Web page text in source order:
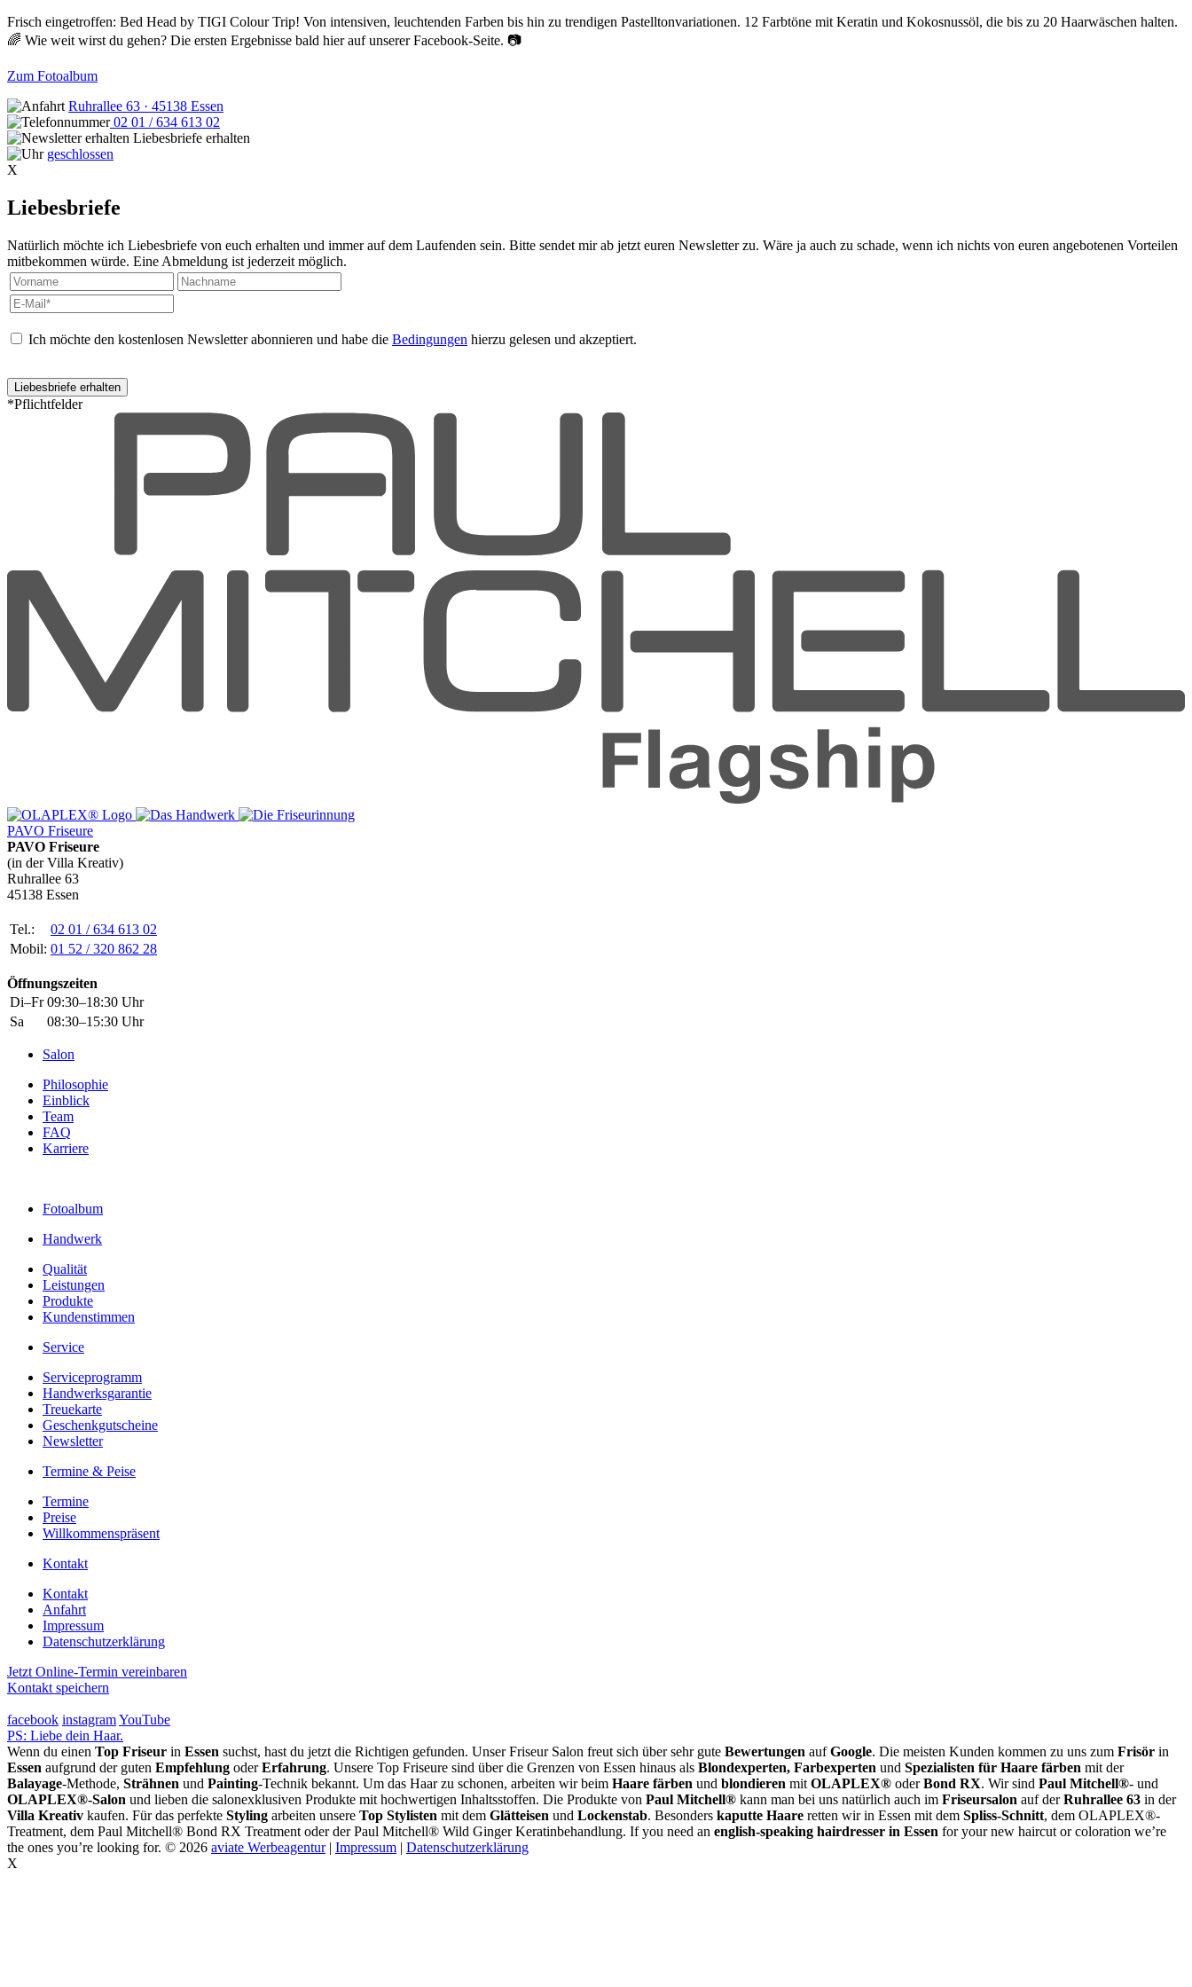
Frisch eingetroffen: Bed Head by TIGI Colour Trip! Von intensiven, leuchtenden Farben bis hin zu trendigen Pastelltonvariationen. 12 Farbtöne mit Keratin und Kokosnussöl, die bis zu 20 Haarwäschen halten.
🌈 Wie weit wirst du gehen? Die ersten Ergebnisse bald hier auf unserer Facebook-Seite. 📷
Zum Fotoalbum
Ruhrallee 63 · 45138 Essen
02 01 / 634 613 02
Liebesbriefe erhalten
geschlossen
X
Liebesbriefe
Natürlich möchte ich Liebesbriefe von euch erhalten und immer auf dem Laufenden sein. Bitte sendet mir ab jetzt euren Newsletter zu. Wäre ja auch zu schade, wenn ich nichts von euren angebotenen Vorteilen
mitbekommen würde. Eine Abmeldung ist jederzeit möglich.
Ich möchte den kostenlosen Newsletter abonnieren und habe die Bedingungen hierzu gelesen und akzeptiert.
*Pflichtfelder
PAVO Friseure
PAVO Friseure
(in der Villa Kreativ)
Ruhrallee 63
45138 Essen
Tel.:
02 01 / 634 613 02
Mobil: 01 52 / 320 862 28
Öffnungszeiten
Di–Fr 09:30–18:30 Uhr
Sa
08:30–15:30 Uhr
Salon
Philosophie
Einblick
Team
FAQ
Karriere
Fotoalbum
Handwerk
Qualität
Leistungen
Produkte
Kundenstimmen
Service
Serviceprogramm
Handwerksgarantie
Treuekarte
Geschenkgutscheine
Newsletter
Termine & Peise
Termine
Preise
Willkommenspräsent
Kontakt
Kontakt
Anfahrt
Impressum
Datenschutzerklärung
Jetzt Online-Termin vereinbaren
Kontakt speichern
facebook instagramYouTube
PS: Liebe dein Haar.
Wenn du einen Top Friseur in Essen suchst, hast du jetzt die Richtigen gefunden. Unser Friseur Salon freut sich über sehr gute Bewertungen aufGoogle. Die meisten Kunden kommen zu uns zum Frisör in
Essen aufgrund der guten Empfehlung oderErfahrung. Unsere Top Friseure sind über die Grenzen von Essen hinaus als Blondexperten, Farbexperten und Spezialisten für Haare färben mit der
Balayage-Methode, Strähnen und Painting-Technik bekannt. Um das Haar zu schonen, arbeiten wir beim Haare färben und blondieren mit OLAPLEX® oderBond RX. Wir sind Paul Mitchell®- und
OLAPLEX®-Salon und lieben die salonexklusiven Produkte mit hochwertigen Inhaltsstoffen. Die Produkte von Paul Mitchell® kann man bei uns natürlich auch im Friseursalon auf derRuhrallee 63 in der
Villa Kreativ kaufen. Für das perfekte Styling arbeiten unsere Top Stylisten mit dem Glätteisen und Lockenstab. Besonders kaputte Haare retten wir in Essen mit dem Spliss-Schnitt, dem OLAPLEX®-
Treatment, dem Paul Mitchell® Bond RX Treatment oder der Paul Mitchell® Wild Ginger Keratinbehandlung. If you need an english-speaking hairdresser in Essen for your new haircut or coloration we’re
the ones you’re looking for. © 2026 aviate Werbeagentur| Impressum | Datenschutzerklärung
X